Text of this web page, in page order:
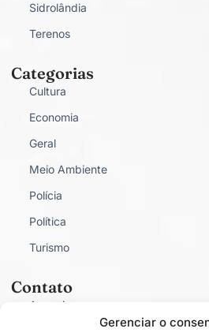
Gerenciar o
Sidrolândia
Terenos
Categorias
Cultura
Economia
Geral
Meio Ambiente
Polícia
Política
Turismo
Contato
Anunciar